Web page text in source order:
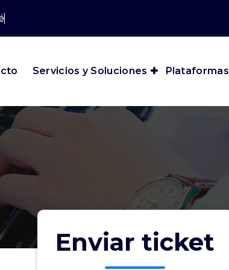
Servicios y Soluciones Plataformas
Enviar ticket